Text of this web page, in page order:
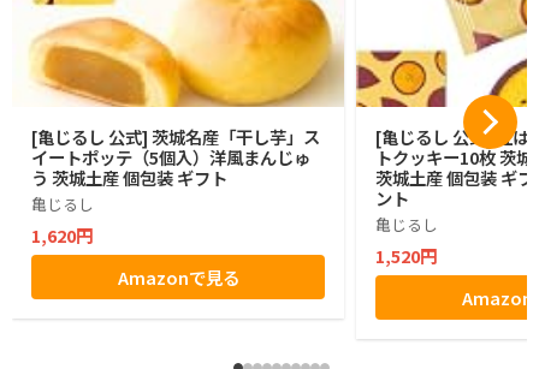
[亀じるし 公式] 茨城名産「干し芋」ス
イートポッテ（5個入）洋風まんじゅ
う 茨城土産 個包装 ギフト
亀じるし
1,620円
Amazonで見る
[亀じるし 公式] 紅は
トクッキー10枚 茨
茨城土産 個包装 ギ
ント
亀じるし
1,520円
Amazon